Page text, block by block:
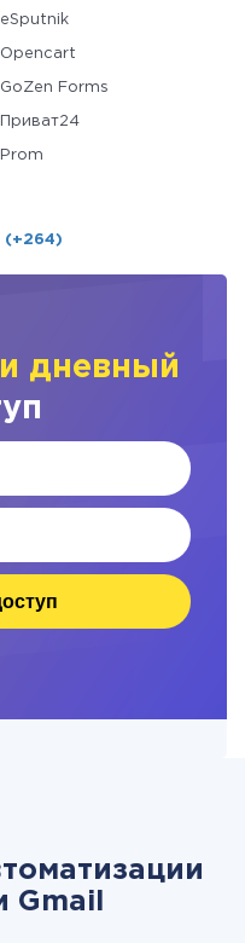
eSputnik
Opencart
GoZen Forms
Приват24
Prom
(+264)
дневный
Gmail